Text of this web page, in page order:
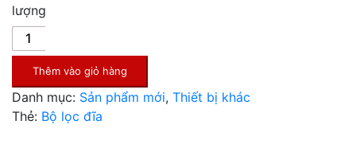
lượng
Thêm vào giỏ hàng
Danh mục: Sản phẩm mới, Thiết bị khác
Thẻ: Bộ lọc đĩa